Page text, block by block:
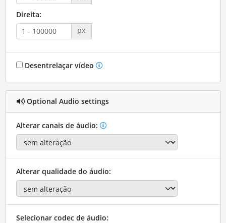
Direita:
px
Desentrelaçar vídeo
Optional Audio settings
Alterar canais de áudio:
Alterar qualidade do áudio:
Selecionar codec de áudio: